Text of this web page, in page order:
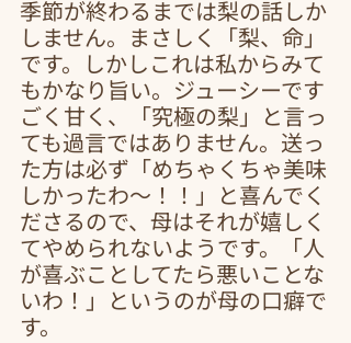
季節が終わるまでは梨の話しか
しません。まさしく「梨、命」
です。しかしこれは私からみて
もかなり旨い。ジューシーです
ごく甘く、「究極の梨」と言っ
ても過言ではありません。送っ
た方は必ず「めちゃくちゃ美味
しかったわ～！！」と喜んでく
ださるので、母はそれが嬉しく
てやめられないようです。「人
が喜ぶことしてたら悪いことな
いわ！」というのが母の口癖で
す。